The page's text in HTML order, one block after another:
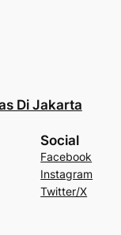
Di Jakarta
Social
Facebook
Instagram
Twitter/X